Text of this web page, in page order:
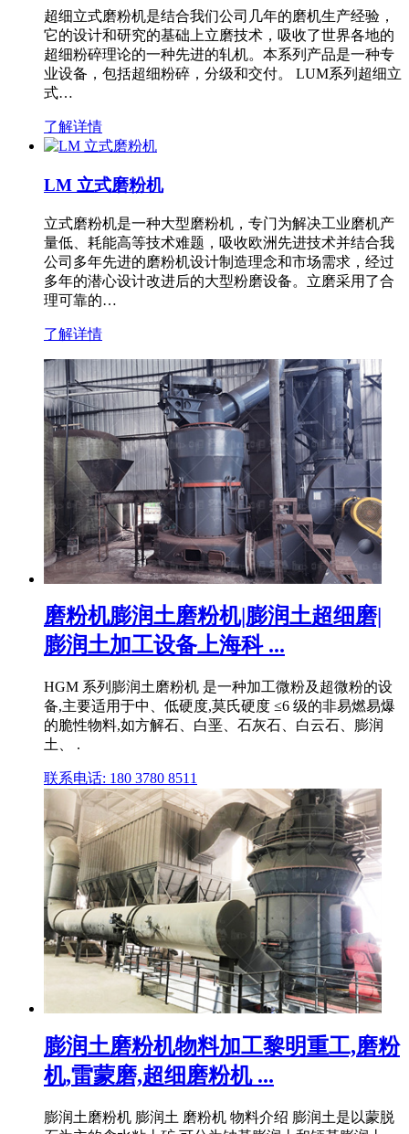
超细立式磨粉机是结合我们公司几年的磨机生产经验，
它的设计和研究的基础上立磨技术，吸收了世界各地的
超细粉碎理论的一种先进的轧机。本系列产品是一种专
业设备，包括超细粉碎，分级和交付。 LUM系列超细立
式…
了解详情
LM 立式磨粉机
立式磨粉机是一种大型磨粉机，专门为解决工业磨机产
量低、耗能高等技术难题，吸收欧洲先进技术并结合我
公司多年先进的磨粉机设计制造理念和市场需求，经过
多年的潜心设计改进后的大型粉磨设备。立磨采用了合
理可靠的…
了解详情
磨粉机膨润土磨粉机|膨润土超细磨|
膨润土加工设备上海科 ...
HGM 系列膨润土磨粉机 是一种加工微粉及超微粉的设
备,主要适用于中、低硬度,莫氏硬度 ≤6 级的非易燃易爆
的脆性物料,如方解石、白垩、石灰石、白云石、膨润
土、 .
联系电话: 180 3780 8511
膨润土磨粉机物料加工黎明重工,磨粉
机,雷蒙磨,超细磨粉机 ...
膨润土磨粉机 膨润土 磨粉机 物料介绍 膨润土是以蒙脱